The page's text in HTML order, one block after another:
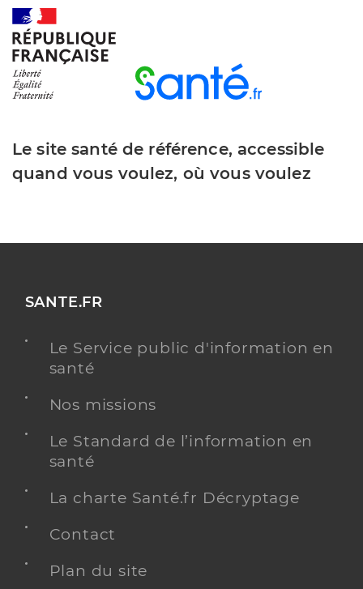
Le site santé de référence, accessible
quand vous voulez, où vous voulez
SANTE.FR
Le Service public d'information en
santé
Nos missions
Le Standard de l’information en
santé
La charte Santé.fr Décryptage
Contact
Plan du site